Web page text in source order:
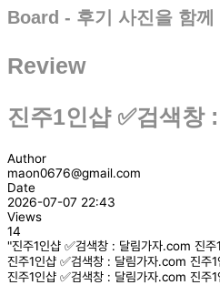
Board - 후기 사진을 함께
Review
진주1인샵 ✅검색창
Author
maon0676@gmail.com
Date
2026-07-07 22:43
Views
14
"진주1인샵 ✅검색창 : 달림가자.com 진
진주1인샵 ✅검색창 : 달림가자.com 진주
진주1인샵 ✅검색창 : 달림가자.com 진주